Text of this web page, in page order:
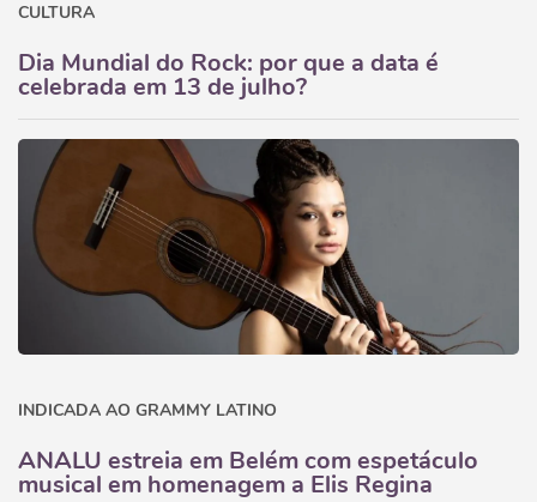
CULTURA
Dia Mundial do Rock: por que a data é
celebrada em 13 de julho?
INDICADA AO GRAMMY LATINO
ANALU estreia em Belém com espetáculo
musical em homenagem a Elis Regina